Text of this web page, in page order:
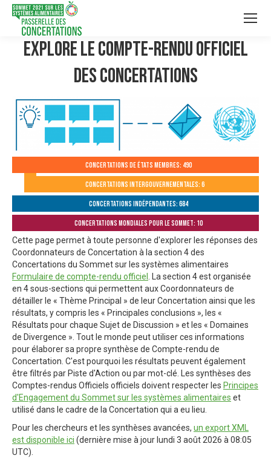
Explore le compte-rendu officiel
des Concertations
Concertations de États membres: 490
Concertations intergouvernementales: 6
Concertations indépendantes: 684
Concertations mondiales pour le Sommet: 10
Cette page permet à toute personne d'explorer les réponses des
Coordonnateurs de Concertation à la section 4 des
Concertations du Sommet sur les systèmes alimentaires
Formulaire de compte-rendu officiel
. La section 4 est organisée
en 4 sous-sections qui permettent aux Coordonnateurs de
détailler le « Thème Principal » de leur Concertation ainsi que les
résultats, y compris les « Principales conclusions », les «
Résultats pour chaque Sujet de Discussion » et les « Domaines
de Divergence ». Tout le monde peut utiliser ces informations
pour élaborer sa propre synthèse de Compte-rendu de
Concertation. C'est pourquoi les résultats peuvent également
être filtrés par Piste d'Action ou par mot-clé. Les synthèses des
Comptes-rendus Officiels officiels doivent respecter les Principes
d'Engagement du Sommet sur les systèmes alimentaires et
utilisé dans le cadre de la Concertation qui a eu lieu.
Pour les chercheurs et les synthèses avancées, un export XML
est disponible ici (dernière mise à jour lundi 3 août 2026 à 08:05
UTC).